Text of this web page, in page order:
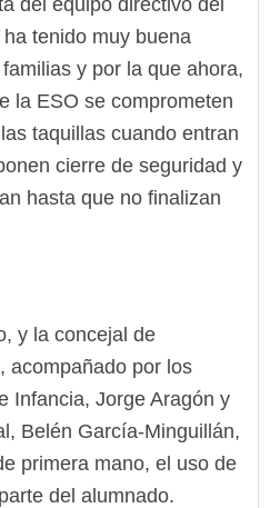
tenido muy buena
y por la que ahora,
la ESO se comprometen
taquillas cuando entran
cierre de seguridad y
hasta que no finalizan
y la concejal de
acompañado por los
Infancia, Jorge Aragón y
Belén García-Minguillán,
primera mano, el uso de
del alumnado.